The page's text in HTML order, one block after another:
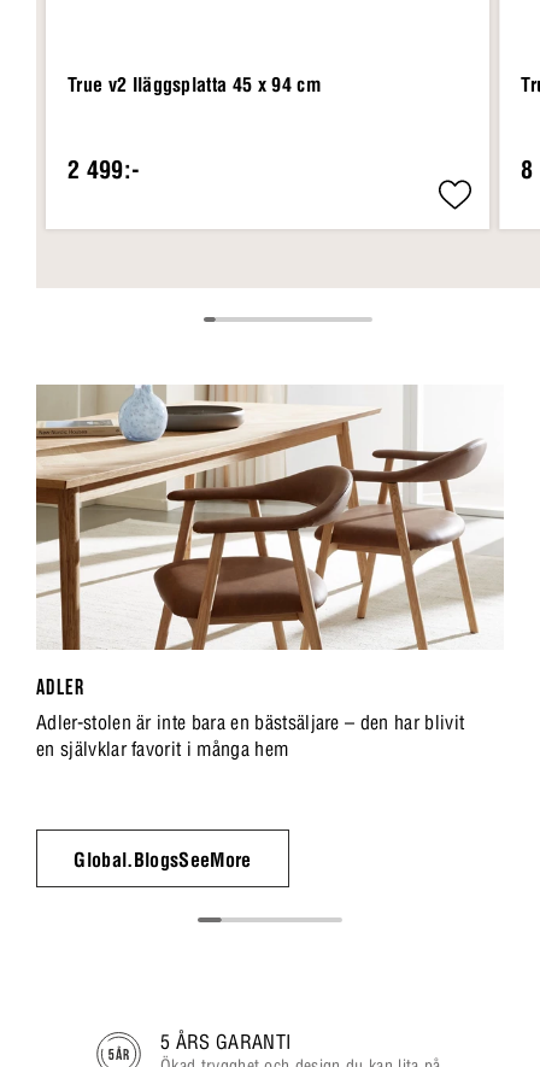
True v2 Iläggsplatta 45 x 94 cm
2 499:- 8
ADLER
Adler-stolen är inte bara en bästsäljare – den har blivit
en självklar favorit i många hem
Global.BlogsSeeMore
5 ÅRS GARANTI